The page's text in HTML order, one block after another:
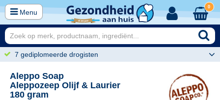
Menu
0
7 gediplomeerde drogisten
Aleppo Soap
Aleppozeep Olijf & Laurier
180 gram